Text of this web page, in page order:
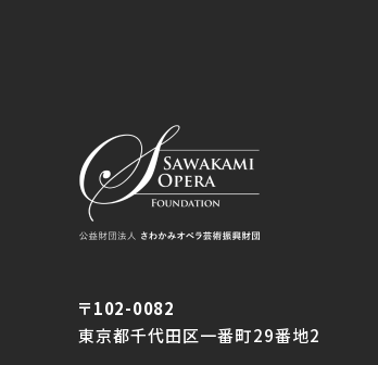
〒102-0082
東京都千代田区一番町29番地2